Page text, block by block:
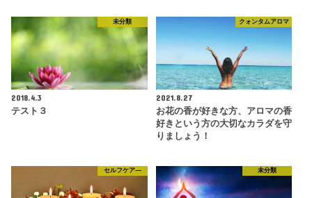
未分類
2018.4.3
テスト３
クォンタムアロマ
2021.8.27
お花の香が好きな方、アロマの香
好きという方の大切なカラダを守
りましょう！
セルフケア― 未分類